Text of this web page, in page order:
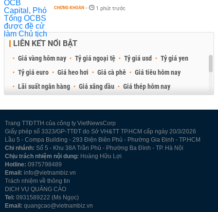
CHỨNG KHOÁN - 1 phút trước
LIÊN KẾT NỔI BẬT
Giá vàng hôm nay Tỷ giá ngoại tệ Tỷ giá usd
Tỷ giá yen
Tỷ giá euro
Giá heo hơi Giá cà phê
Giá tiêu hôm nay
Lãi suất ngân hàng
Giá xăng dầu
Giá thép hôm nay
Trang TTĐTTH của công ty VietNewsCorp
Giấy phép số 3323/GP-TTĐT do Sở VH&TT TP.HCM cấp ngày 20/3/2026
Lầu 5 - Compa Building - 293 Điện Biên Phủ - Phường Gia Định - TP.HCM
Chi nhánh: Số 5 - Khu 38A Trần Phú - Phường Ba Đình - TP. Hà Nội
Chịu trách nhiệm nội dung: Hoàng Hữu Lợi
Hotline: 0975798489
Email: info@vietnambiz.vn
Trách nhiệm về thông tin
DỊCH VỤ QUẢNG CÁO
Tel: 0931589222 (Ms Ngọc)
Email: quangcao@vietnambiz.vn